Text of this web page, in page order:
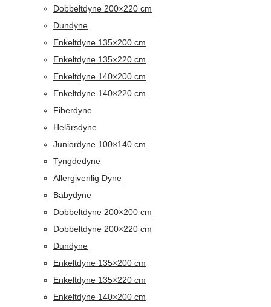
Dobbeltdyne 200×220 cm
Dundyne
Enkeltdyne 135×200 cm
Enkeltdyne 135×220 cm
Enkeltdyne 140×200 cm
Enkeltdyne 140×220 cm
Fiberdyne
Helårsdyne
Juniordyne 100×140 cm
Tyngdedyne
Allergivenlig Dyne
Babydyne
Dobbeltdyne 200×200 cm
Dobbeltdyne 200×220 cm
Dundyne
Enkeltdyne 135×200 cm
Enkeltdyne 135×220 cm
Enkeltdyne 140×200 cm